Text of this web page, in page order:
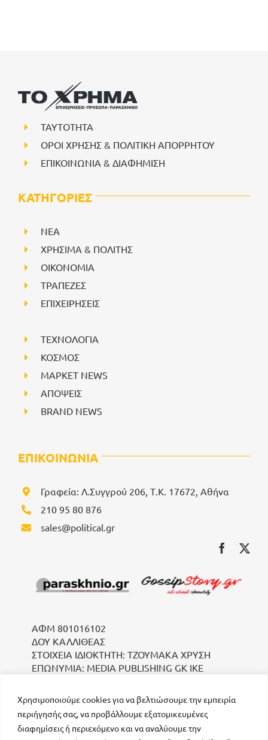
Χρησιμοποιούμε cookies για να βελτιώσουμε την εμπειρία
περιήγησής σας, να προβάλλουμε εξατομικευμένες
διαφημίσεις ή περιεχόμενο και να αναλύουμε την
ΤΑΥΤΟΤΗΤΑ
ΟΡΟΙ ΧΡΗΣΗΣ & ΠΟΛΙΤΙΚΗ ΑΠΟΡΡΗΤΟΥ
ΕΠΙΚΟΙΝΩΝΙΑ & ΔΙΑΦΗΜΙΣΗ
ΚΑΤΗΓΟΡΙΕΣ
NEA
ΧΡΗΣΙΜΑ & ΠΟΛΙΤΗΣ
ΟΙΚΟΝΟΜΙΑ
ΤΡΑΠΕΖΕΣ
ΕΠΙΧΕΙΡΗΣΕΙΣ
ΤΕΧΝΟΛΟΓΙΑ
ΚΟΣΜΟΣ
ΜΑΡΚΕΤ NEWS
ΑΠΟΨΕΙΣ
BRAND NEWS
ΕΠΙΚΟΙΝΩΝΙΑ
Γραφεία: Λ.Συγγρού 206, Τ.Κ. 17672, Αθήνα
210 95 80 876
sales@political.gr
ΑΦΜ 801016102
ΔΟΥ ΚΑΛΛΙΘΕΑΣ
ΣΤΟΙΧΕΙΑ ΙΔΙΟΚΤΗΤΗ: ΤΖΟΥΜΑΚΑ ΧΡΥΣΗ
ΕΠΩΝΥΜΙΑ: MEDIA PUBLISHING GK IKE